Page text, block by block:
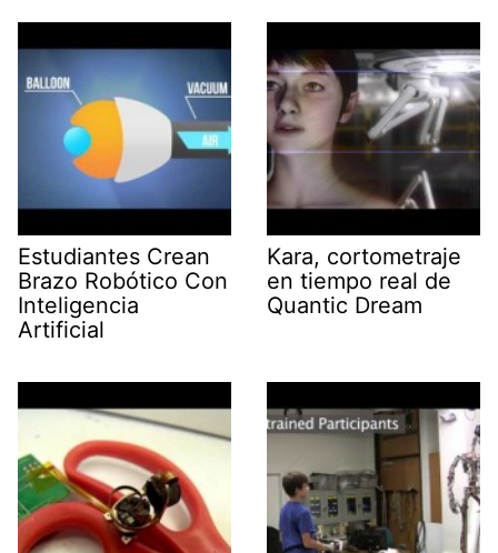
Estudiantes Crean
Brazo Robótico Con
Inteligencia
Artificial
Kara, cortometraje
en tiempo real de
Quantic Dream